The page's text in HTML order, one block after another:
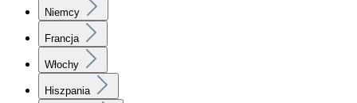
Niemcy
Francja
Włochy
Hiszpania